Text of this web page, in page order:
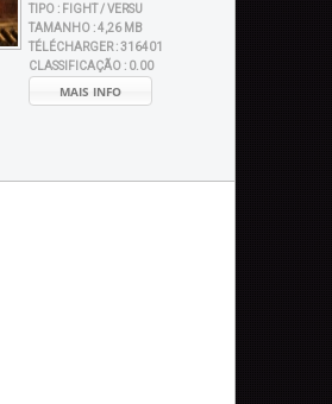
TIPO : FIGHT / VERSU
TAMANHO :4,26 MB
TÉLÉCHARGER :316401
CLASSIFICAÇÃO : 0.00
MAIS INFO